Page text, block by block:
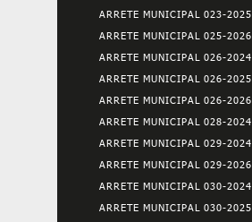
ARRETE MUNICIPAL 023-2025
ARRETE MUNICIPAL 025-2026
ARRETE MUNICIPAL 026-2024
ARRETE MUNICIPAL 026-2025
ARRETE MUNICIPAL 026-2026
ARRETE MUNICIPAL 028-2024
ARRETE MUNICIPAL 029-2024
ARRETE MUNICIPAL 029-2026
ARRETE MUNICIPAL 030-2024
ARRETE MUNICIPAL 030-2025